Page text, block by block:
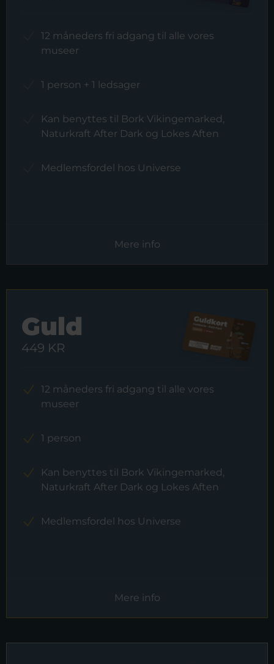
12 måneders fri adgang til alle vores
museer
1 person + 1 ledsager
Kan benyttes til Bork Vikingemarked,
Naturkraft After Dark og Lokes Aften
Medlemsfordel hos Universe
Mere info
Guld
449 KR
12 måneders fri adgang til alle vores
museer
1 person
Kan benyttes til Bork Vikingemarked,
Naturkraft After Dark og Lokes Aften
Medlemsfordel hos Universe
Mere info